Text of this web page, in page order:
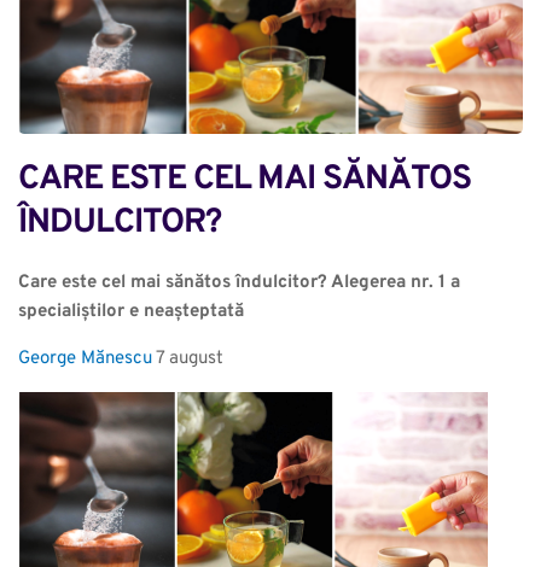
CARE ESTE CEL MAI SĂNĂTOS
ÎNDULCITOR?
Care este cel mai sănătos îndulcitor? Alegerea nr. 1 a
specialiștilor e neașteptată
George Mănescu7 august